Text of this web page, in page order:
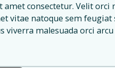
amet consectetur. Velit
vitae natoque sem
viverra malesuada orci